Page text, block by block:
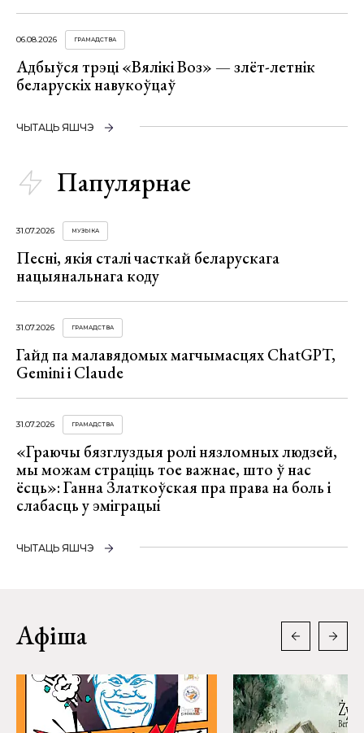
06.08.2026 ГРАМАДСТВА
Адбыўся трэці «Вялікі Воз» — злёт-летнік
беларускіх навукоўцаў
ЧЫТАЦЬ ЯШЧЭ
Папулярнае
31.07.2026 МУЗЫКА
Песні, якія сталі часткай беларускага
нацыянальнага коду
31.07.2026 ГРАМАДСТВА
Гайд па малавядомых магчымасцях ChatGPT,
Gemini і Claude
31.07.2026 ГРАМАДСТВА
«Граючы бязглуздыя ролі нязломных людзей,
мы можам страціць тое важнае, што ў нас
ёсць»: Ганна Златкоўская пра права на боль і
слабасць у эміграцыі
ЧЫТАЦЬ ЯШЧЭ
Афіша